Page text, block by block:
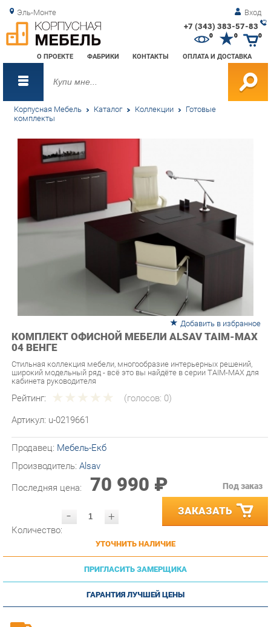
Эль-Монте Вход
+7 (343) 383-57-83
О ПРОЕКТЕ ФАБРИКИ КОНТАКТЫ ОПЛАТА И ДОСТАВКА
0 0
Корпусная Мебель Каталог Коллекции Готовые
комплекты
Добавить в избранное
КОМПЛЕКТ ОФИСНОЙ МЕБЕЛИ ALSAV TAIM-MAX
04 ВЕНГЕ
Стильная коллекция мебели, многообразие интерьерных решений,
кабинета руководителя
Рейтинг:
Артикул: u-0219661
Производитель:Alsav
Последняя цена:
70 990 ₽
- ЗАКАЗАТЬ
УТОЧНИТЬ НАЛИЧИЕ
ПРИГЛАСИТЬ ЗАМЕРЩИКА
ГАРАНТИЯ ЛУЧШЕЙ ЦЕНЫ
Доставкапог. Екатеринбурги до ТК -бесплатна.